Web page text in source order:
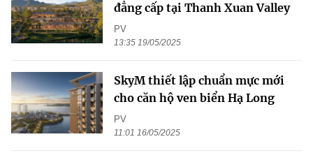
đẳng cấp tại Thanh Xuan Valley
PV
13:35 19/05/2025
SkyM thiết lập chuẩn mực mới
cho căn hộ ven biển Hạ Long
PV
11:01 16/05/2025